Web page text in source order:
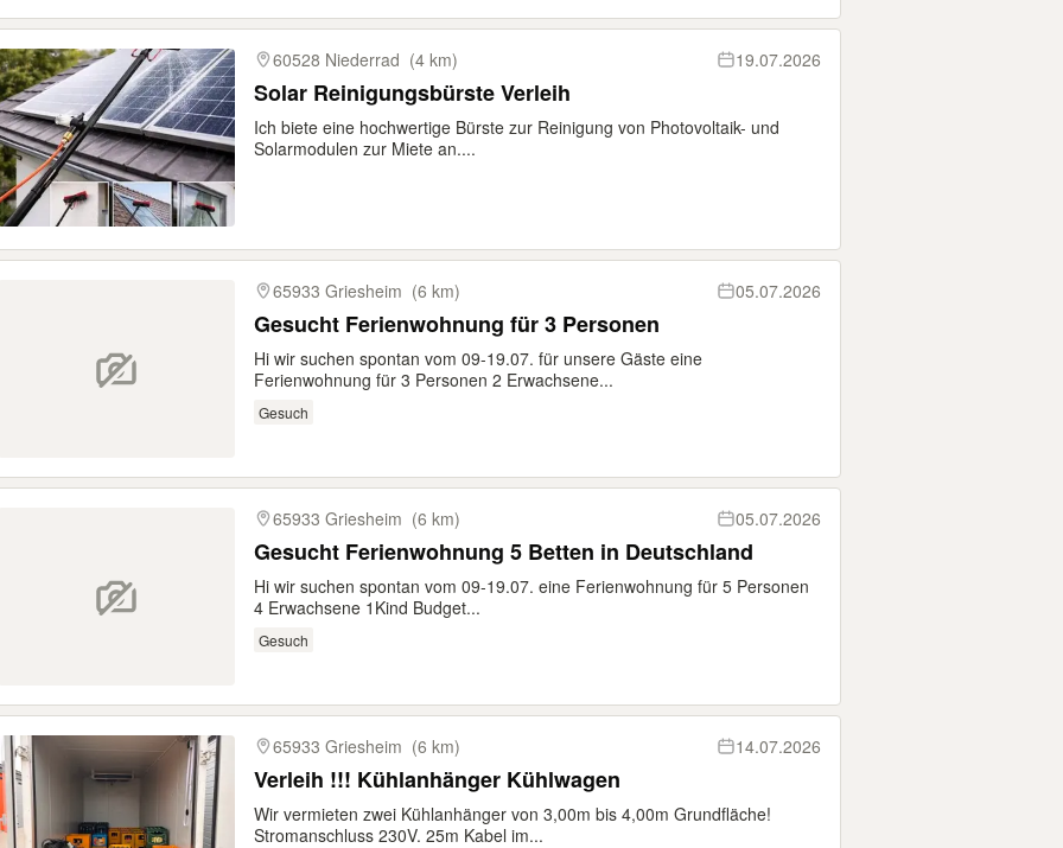
60528 Niederrad (4 km) 19.07.2026
Solar Reinigungsbürste Verleih
Ich biete eine hochwertige Bürste zur Reinigung von Photovoltaik- und
Solarmodulen zur Miete an....
65933 Griesheim (6 km) 05.07.2026
Gesucht Ferienwohnung für 3 Personen
Hi wir suchen spontan vom 09-19.07. für unsere Gäste eine
Ferienwohnung für 3 Personen 2 Erwachsene...
Gesuch
65933 Griesheim (6 km) 05.07.2026
Gesucht Ferienwohnung 5 Betten in Deutschland
Hi wir suchen spontan vom 09-19.07. eine Ferienwohnung für 5 Personen
4 Erwachsene 1Kind Budget...
Gesuch
65933 Griesheim (6 km) 14.07.2026
Verleih !!! Kühlanhänger Kühlwagen
Wir vermieten zwei Kühlanhänger von 3,00m bis 4,00m Grundfläche!
Stromanschluss 230V. 25m Kabel im...